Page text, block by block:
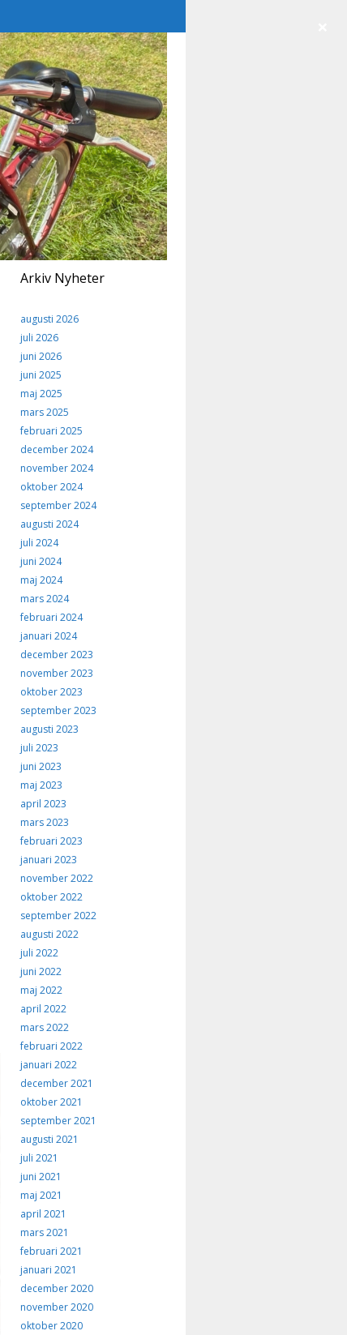
Arkiv Nyheter
augusti 2026
juli 2026
juni 2026
juni 2025
maj 2025
mars 2025
februari 2025
december 2024
november 2024
oktober 2024
september 2024
augusti 2024
juli 2024
juni 2024
maj 2024
mars 2024
februari 2024
januari 2024
december 2023
november 2023
oktober 2023
september 2023
augusti 2023
juli 2023
juni 2023
maj 2023
april 2023
mars 2023
februari 2023
januari 2023
november 2022
oktober 2022
september 2022
augusti 2022
juli 2022
juni 2022
maj 2022
april 2022
mars 2022
februari 2022
januari 2022
december 2021
oktober 2021
september 2021
augusti 2021
juli 2021
juni 2021
maj 2021
april 2021
mars 2021
februari 2021
januari 2021
december 2020
november 2020
oktober 2020